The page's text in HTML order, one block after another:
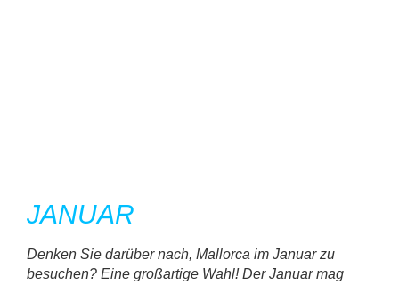
JANUAR
Denken Sie darüber nach, Mallorca im Januar zu
besuchen? Eine großartige Wahl! Der Januar mag